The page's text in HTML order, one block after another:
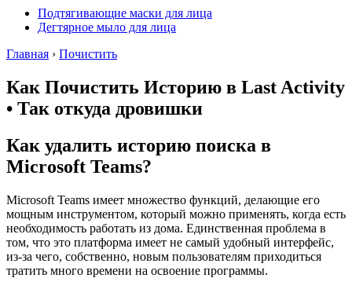
Подтягивающие маски для лица
Дегтярное мыло для лица
Главная › Почистить
Как Почистить Историю в Last Activity
• Так откуда дровишки
Как удалить историю поиска в
Microsoft Teams?
Microsoft Teams имеет множество функций, делающие его
мощным инструментом, который можно применять, когда есть
необходимость работать из дома. Единственная проблема в
том, что это платформа имеет не самый удобный интерфейс,
из-за чего, собственно, новым пользователям приходиться
тратить много времени на освоение программы.